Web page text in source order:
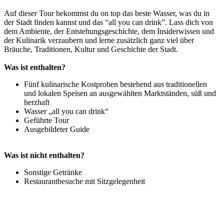
Auf dieser Tour bekommst du on top das beste Wasser, was du in
der Stadt finden kannst und das “all you can drink”. Lass dich von
dem Ambiente, der Entstehungsgeschichte, dem Insiderwissen und
der Kulinarik verzaubern und lerne zusätzlich ganz viel über
Bräuche, Traditionen, Kultur und Geschichte der Stadt.
Was ist enthalten?
Fünf kulinarische Kostproben bestehend aus traditionellen
und lokalen Speisen an ausgewählten Marktständen, süß und
herzhaft
Wasser „all you can drink“
Geführte Tour
Ausgebildeter Guide
Was ist nicht enthalten?
Sonstige Getränke
Restaurantbesuche mit Sitzgelegenheit